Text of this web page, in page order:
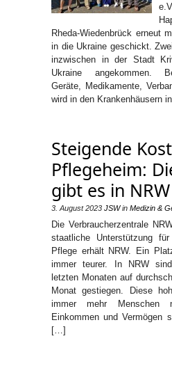
Rheda-Wiedenbrück erneut
in die Ukraine geschickt.
inzwischen in der Stadt
Ukraine angekommen.
Geräte, Medikamente,
wird in den Krankenhäusern
Steigende
Pflegeheim:
gibt es in NRW
3. August 2023 JSWin Medizin &
Die Verbraucherzentrale
staatliche Unterstützung
Pflege erhält NRW. Ein
immer teurer. In NRW
letzten Monaten auf
Monat gestiegen. Diese
immer mehr Menschen
Einkommen und Vermögen
[…]